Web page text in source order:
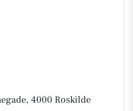
4000 Roskilde